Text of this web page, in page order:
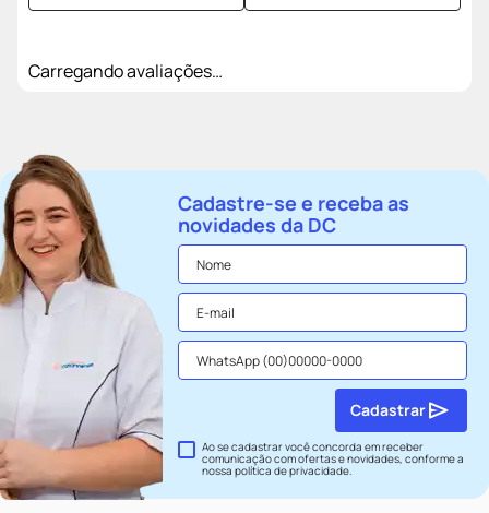
Carregando avaliações…
Cadastre-se e receba as
novidades da DC
Ao se cadastrar você concorda em receber
comunicação com ofertas e novidades, conforme a
nossapolítica de privacidade.
Cadastrar